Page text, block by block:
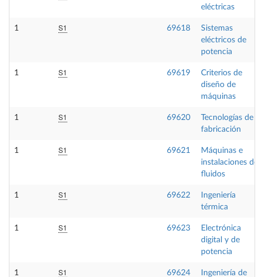
eléctricas
1 S1 69618
Sistemas
eléctricos de
potencia
1 S1 69619
Criterios de
diseño de
máquinas
1 S1 69620
Tecnologías de
fabricación
1 S1 69621
Máquinas e
instalaciones de
fluidos
1 S1 69622
Ingeniería
térmica
1 S1 69623
Electrónica
digital y de
potencia
1 S1 69624
Ingeniería de